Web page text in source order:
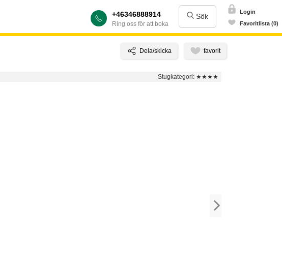
+46346888914
Ring oss för att boka
Sök
Login
Favoritlista (0)
Stugkategori: ★★★★